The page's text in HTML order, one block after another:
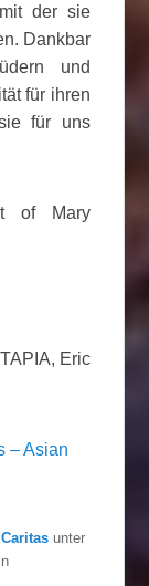
der sie
Dankbar
und
für ihren
für uns
of Mary
Eric
– Asian
unter